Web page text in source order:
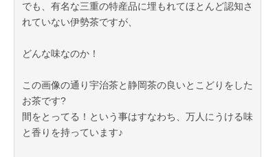
でも、有名な三重の特産品に埋もれてほとんど認知さ
れていない伊勢茶ですが、
どんな味なのか！
この画像の通り宇治茶と静岡茶の良いとこどりをした
お茶です?
間をとってる！という事はすなわち、万人にうける味
と香りを持っています♪